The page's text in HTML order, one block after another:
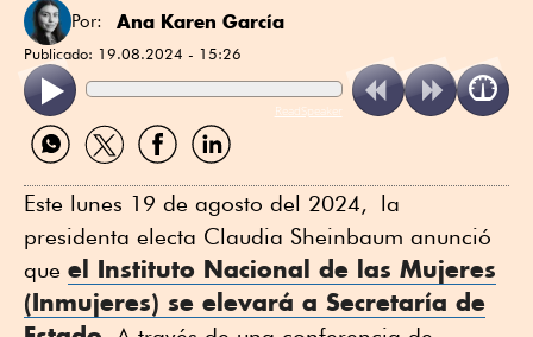
Por: Ana Karen García
Publicado: 19.08.2024 - 15:26
ReadSpeaker
Compartir
por
Compartir
por
Compartir
por
Compartir
por
Este lunes 19 de agosto del 2024, la
presidenta electa Claudia Sheinbaum anunció
que el Instituto Nacional de las Mujeres
(Inmujeres) se elevará a Secretaría de